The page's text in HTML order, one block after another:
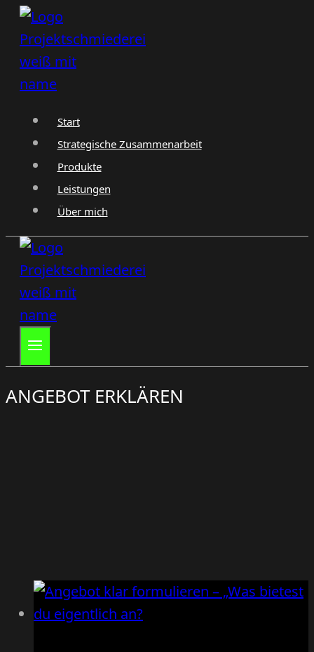
Zum
Inhalt
springen
Start
Strategische Zusammenarbeit
Produkte
Leistungen
Über mich
ANGEBOT ERKLÄREN